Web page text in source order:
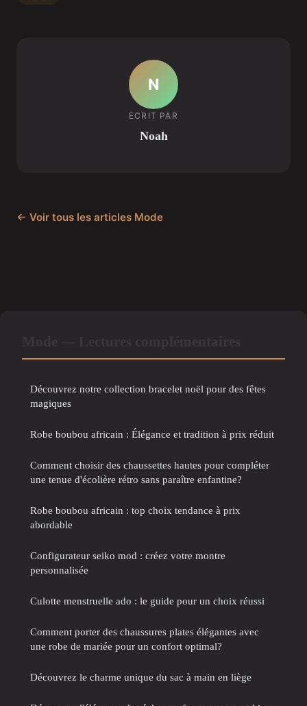
N
ECRIT PAR
Noah
← Voir tous les articles Mode
Découvrez notre collection bracelet noël pour des fêtes
magiques
Robe boubou africain : Élégance et tradition à prix réduit
Comment choisir des chaussettes hautes pour compléter
une tenue d'écolière rétro sans paraître enfantine?
Robe boubou africain : top choix tendance à prix
abordable
Configurateur seiko mod : créez votre montre
personnalisée
Culotte menstruelle ado : le guide pour un choix réussi
Comment porter des chaussures plates élégantes avec
une robe de mariée pour un confort optimal?
Découvrez le charme unique du sac à main en liège